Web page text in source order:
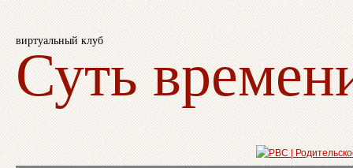
виртуальный клуб
Суть